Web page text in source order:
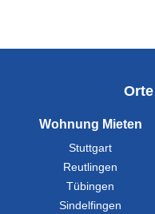
Wohnung Mieten
Stuttgart
Reutlingen
Tübingen
Sindelfingen